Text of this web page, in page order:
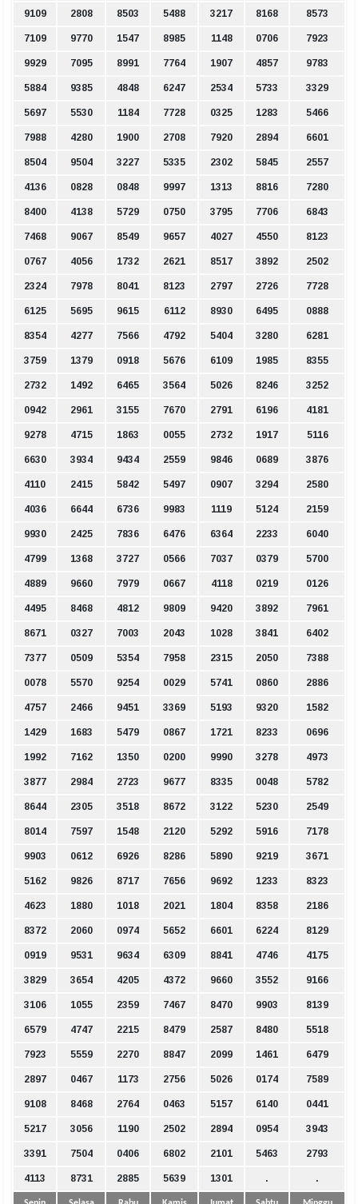
9109 2808 8503 5488 3217 8168 8573
7109 9770 1547 8985 1148 0706 7923
9929 7095 8991 7764 1907 4857 9783
5884 9385 4848 6247 2534 5733 3329
5697 5530 1184 7728 0325 1283 5466
7988 4280 1900 2708 7920 2894 6601
8504 9504 3227 5335 2302 5845 2557
4136 0828 0848 9997 1313 8816 7280
8400 4138 5729 0750 3795 7706 6843
7468 9067 8549 9657 4027 4550 8123
0767 4056 1732 2621 8517 3892 2502
2324 7978 8041 8123 2797 2726 7728
6125 5695 9615 6112 8930 6495 0888
8354 4277 7566 4792 5404 3280 6281
3759 1379 0918 5676 6109 1985 8355
2732 1492 6465 3564 5026 8246 3252
0942 2961 3155 7670 2791 6196 4181
9278 4715 1863 0055 2732 1917 5116
6630 3934 9434 2559 9846 0689 3876
4110 2415 5842 5497 0907 3294 2580
4036 6644 6736 9983 1119 5124 2159
9930 2425 7836 6476 6364 2233 6040
4799 1368 3727 0566 7037 0379 5700
4889 9660 7979 0667 4118 0219 0126
4495 8468 4812 9809 9420 3892 7961
8671 0327 7003 2043 1028 3841 6402
7377 0509 5354 7958 2315 2050 7388
0078 5570 9254 0029 5741 0860 2886
4757 2466 9451 3369 5193 9320 1582
1429 1683 5479 0867 1721 8233 0696
1992 7162 1350 0200 9990 3278 4973
3877 2984 2723 9677 8335 0048 5782
8644 2305 3518 8672 3122 5230 2549
8014 7597 1548 2120 5292 5916 7178
9903 0612 6926 8286 5890 9219 3671
5162 9826 8717 7656 9692 1233 8323
4623 1880 1018 2021 1804 8358 2186
8372 2060 0974 5652 6601 6224 8129
0919 9531 9634 6309 8841 4746 4175
3829 3654 4205 4372 9660 3552 9166
3106 1055 2359 7467 8470 9903 8139
6579 4747 2215 8479 2587 8480 5518
7923 5559 2270 8847 2099 1461 6479
2897 0467 1173 2756 5026 0174 7589
9108 8468 2764 0463 5157 6140 0441
5217 3056 1190 2502 2894 0954 3943
3391 7504 0406 6802 2101 5463 2793
4113 8731 2885 5639 1301 . .